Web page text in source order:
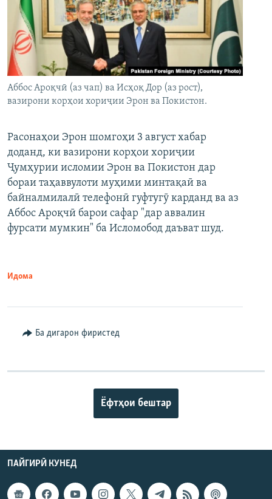
Аббос Ароқчӣ (аз чап) ва Исҳоқ Дор (аз рост),
вазирони корҳои хориҷии Эрон ва Покистон.
Расонаҳои Эрон шомгоҳи 3 август хабар
доданд, ки вазирони корҳои хориҷии
Ҷумҳурии исломии Эрон ва Покистон дар
бораи таҳаввулоти муҳими минтақаӣ ва
байналмилалӣ телефонӣ гуфтугӯ карданд ва аз
Аббос Ароқчӣ барои сафар "дар аввалин
фурсати мумкин" ба Исломобод даъват шуд.
Идома
Ба дигарон фиристед
Ёфтҳои бештар
ПАЙГИРӢ КУНЕД